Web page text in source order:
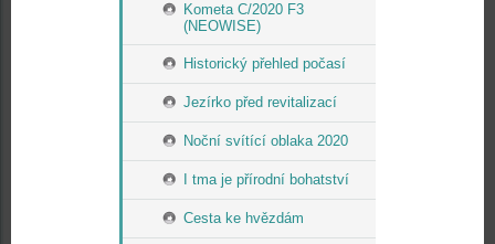
Kometa C/2020 F3
(NEOWISE)
Historický přehled počasí
Jezírko před revitalizací
Noční svítící oblaka 2020
I tma je přírodní bohatství
Cesta ke hvězdám